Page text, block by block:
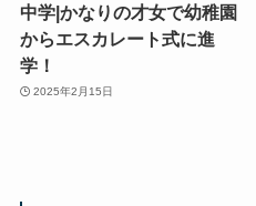
中学|かなりの才女で幼稚園
からエスカレート式に進
学！
2025年2月15日